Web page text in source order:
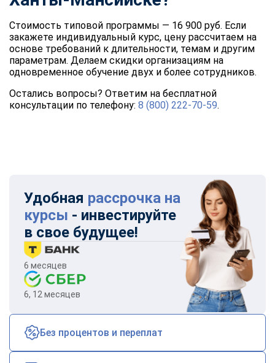
Стоимость типовой программы — 16 900 руб. Если
закажете индивидуальный курс, цену рассчитаем на
основе требований к длительности, темам и другим
параметрам. Делаем скидки организациям на
одновременное обучение двух и более сотрудников.
Остались вопросы? Ответим на бесплатной
консультации по телефону: 8 (800) 222-70-59.
Удобная рассрочка на
курсы - инвестируйте
в свое будущее!
6 месяцев
6, 12 месяцев
Без процентов и переплат